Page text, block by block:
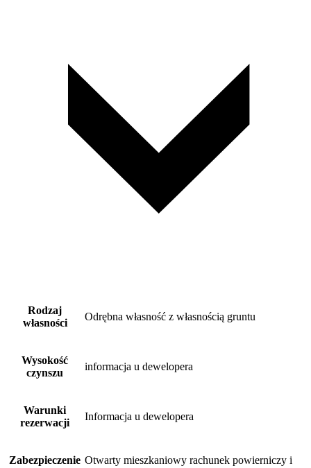
Rodzaj
własności
Odrębna własność z własnością gruntu
Wysokość
czynszu
informacja u dewelopera
Warunki
rezerwacji
Informacja u dewelopera
Zabezpieczenie Otwarty mieszkaniowy rachunek powierniczy i